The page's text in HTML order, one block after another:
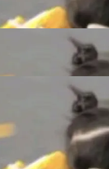
。然而，支
不同的面
托充沛的经
install.
动规划、写
介绍，Muse
。这些后
图谱校
局视野。整个
→ 控制难度
TENT。
Mooncake T
、非零拷贝
底层基
腾讯网平将
研发场景的
卓越的技术
有化部署，
来越多企业已
智能
《2025年人工